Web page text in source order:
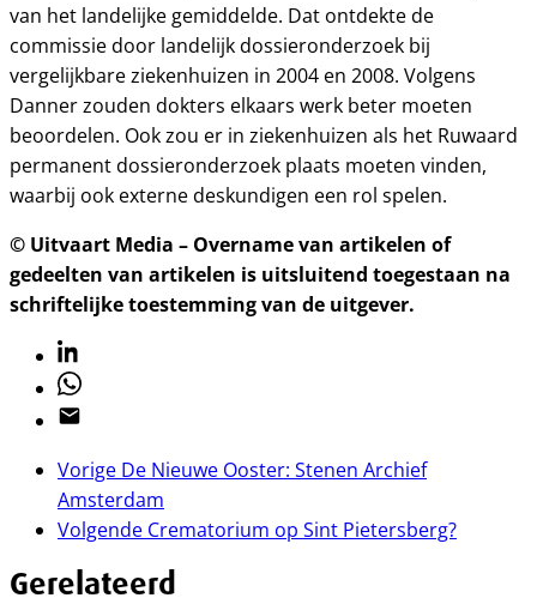
van het landelijke gemiddelde. Dat ontdekte de
commissie door landelijk dossieronderzoek bij
vergelijkbare ziekenhuizen in 2004 en 2008. Volgens
Danner zouden dokters elkaars werk beter moeten
beoordelen. Ook zou er in ziekenhuizen als het Ruwaard
permanent dossieronderzoek plaats moeten vinden,
waarbij ook externe deskundigen een rol spelen.
© Uitvaart Media – Overname van artikelen of
gedeelten van artikelen is uitsluitend toegestaan na
schriftelijke toestemming van de uitgever.
Linkedin
Whatsapp
Email
Vorige De Nieuwe Ooster: Stenen Archief
Amsterdam
Volgende Crematorium op Sint Pietersberg?
Gerelateerd